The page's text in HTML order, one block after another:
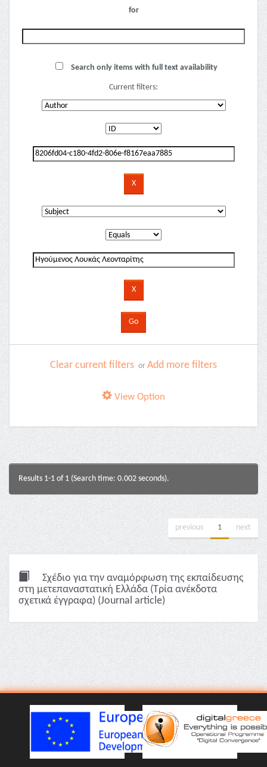
for
Search only items with full text availability
Current filters:
Clear current filters or Add more filters
View Option
Results 1-1 of 1 (Search time: 0.002 seconds).
previous 1 next
Σχέδιο για την αναμόρφωση της εκπαίδευσης
στη μετεπαναστατική Ελλάδα (Τρία ανέκδοτα
σχετικά έγγραφα) (Journal article)